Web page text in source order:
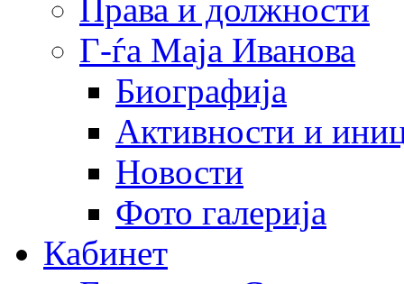
Права и должности
Г-ѓа Маја Иванова
Биографија
Активности и
Новости
Фото галерија
Кабинет